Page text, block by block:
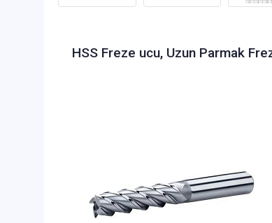
HSS Freze ucu, Uzun Parmak